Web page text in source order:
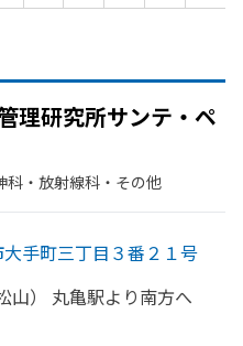
理研究所サンテ・ペ
科・​放射線科・​その他
手町三丁目３番２１号
山） 丸亀駅より南方へ